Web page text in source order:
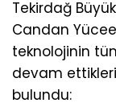
Tekirdağ
Candan
teknolojinin
devam
bulundu: